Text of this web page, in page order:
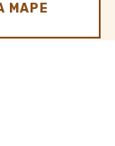
MAPE